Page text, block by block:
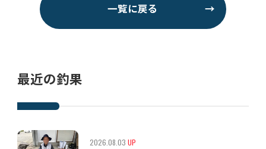
一覧に戻る →
最近の釣果
2026.08.03 UP